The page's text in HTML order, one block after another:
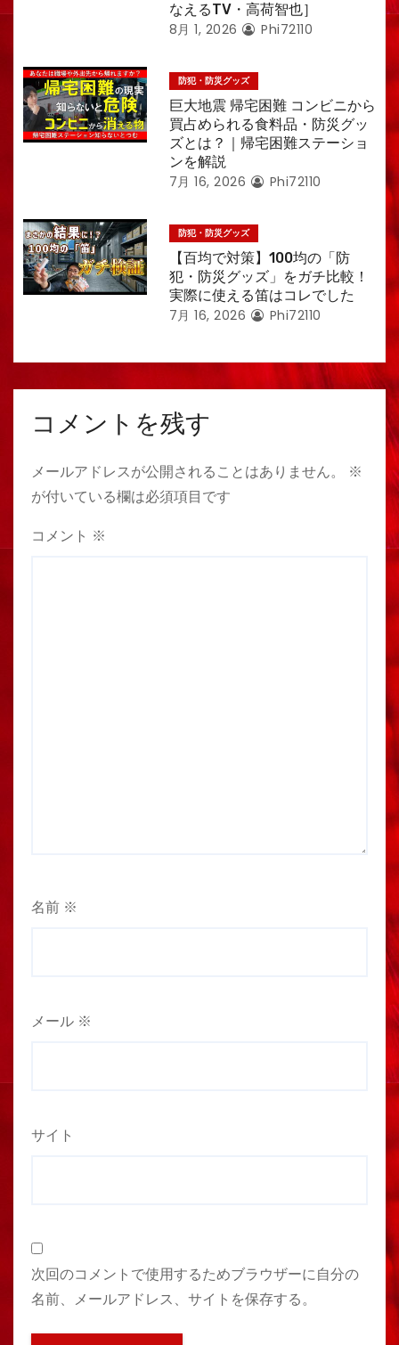
なえるTV・高荷智也］
8月 1, 2026 Phi72110
防犯・防災グッズ
巨大地震 帰宅困難 コンビニから
買占められる食料品・防災グッ
ズとは？｜帰宅困難ステーショ
ンを解説
7月 16, 2026 Phi72110
防犯・防災グッズ
【百均で対策】100均の「防
犯・防災グッズ」をガチ比較！
実際に使える笛はコレでした
7月 16, 2026 Phi72110
コメントを残す
メールアドレスが公開されることはありません。
※
が付いている欄は必須項目です
コメント ※
名前 ※
メール ※
サイト
次回のコメントで使用するためブラウザーに自分の
名前、メールアドレス、サイトを保存する。